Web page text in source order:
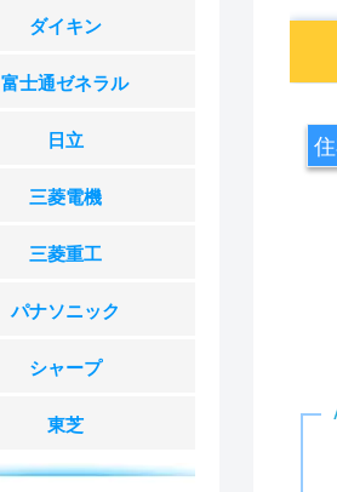
ダイキン
富士通ゼネラル
日立
三菱電機
三菱重工
パナソニック
シャープ
東芝